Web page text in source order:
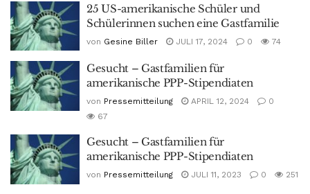
25 US-amerikanische Schüler und
Schülerinnen suchen eine Gastfamilie
von Gesine Biller JULI 17, 2024 0 74
Gesucht – Gastfamilien für
amerikanische PPP-Stipendiaten
von Pressemitteilung APRIL 12, 2024
0
67
Gesucht – Gastfamilien für
amerikanische PPP-Stipendiaten
von Pressemitteilung JULI 11, 2023 0 251